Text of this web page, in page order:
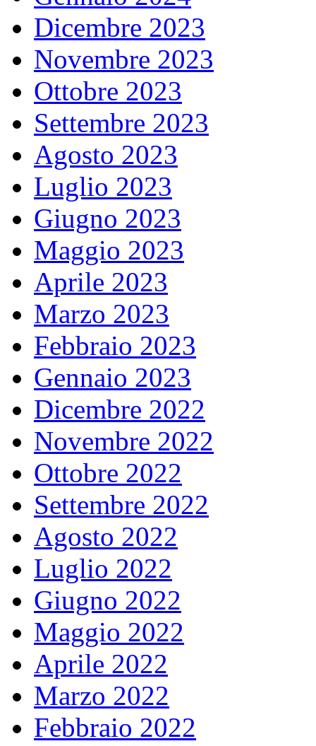
Dicembre 2023
Novembre 2023
Ottobre 2023
Settembre 2023
Agosto 2023
Luglio 2023
Giugno 2023
Maggio 2023
Aprile 2023
Marzo 2023
Febbraio 2023
Gennaio 2023
Dicembre 2022
Novembre 2022
Ottobre 2022
Settembre 2022
Agosto 2022
Luglio 2022
Giugno 2022
Maggio 2022
Aprile 2022
Marzo 2022
Febbraio 2022